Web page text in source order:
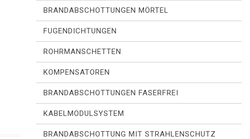
BRANDABSCHOTTUNGEN MÖRTEL
FUGENDICHTUNGEN
ROHRMANSCHETTEN
KOMPENSATOREN
BRANDABSCHOTTUNGEN FASERFREI
KABELMODULSYSTEM
BRANDABSCHOTTUNG MIT STRAHLENSCHUTZ